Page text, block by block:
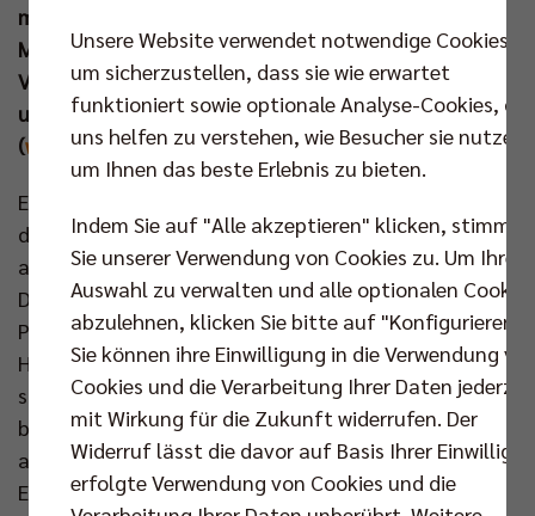
mit Spannung entgegen wie dem Topspiel am
Mittwochabend (12. Nov um 19.30 Uhr) in der
Volleyball Bundesliga. Dann kommt die
ungeschlagene SVG Lüneburg in die Hauptstadt
(www.br-volleys.de/tickets).
Es waren schon ein wenig kuriose Umstände, unter
denen die BR Volleys ihr erstes Pokalspiel der Saison
absolvierten. Gegen den Viertligisten bestritt der
Deutsche Meister das Vorspiel zum zweiten
Pokalduell an diesem Abend in der Nikolaushalle,
Herrsching gegen Düren. Auf der anderen Netzseite
standen mit Ferdinand Tille und Jonas Kaminski
bekannte Ex-Bundesligaspieler, aber zum Beispiel
auch der Geschäftsführer der Herrschinger
Erstligavolleyballer Max Hauser als Zuspieler. In
Unsere Website verwendet notwendige Cookies,
um sicherzustellen, dass sie wie erwartet
funktioniert sowie optionale Analyse-Cookies, die
uns helfen zu verstehen, wie Besucher sie nutzen,
um Ihnen das beste Erlebnis zu bieten.
Indem Sie auf "Alle akzeptieren" klicken, stimmen
Sie unserer Verwendung von Cookies zu. Um Ihre
Auswahl zu verwalten und alle optionalen Cookies
abzulehnen, klicken Sie bitte auf "Konfigurieren".
Sie können ihre Einwilligung in die Verwendung
Cookies und die Verarbeitung Ihrer Daten
mit Wirkung für die Zukunft widerrufen. Der
Widerruf lässt die davor auf Basis Ihrer
erfolgte Verwendung von Cookies und die